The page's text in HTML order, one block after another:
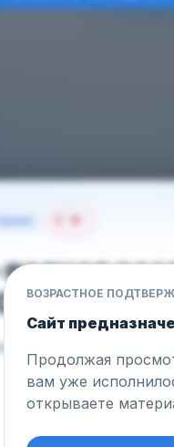
и правильный ракурс 👀
ВОЗРАСТНОЕ
Сайт
Продолжая
вам уже
открываете